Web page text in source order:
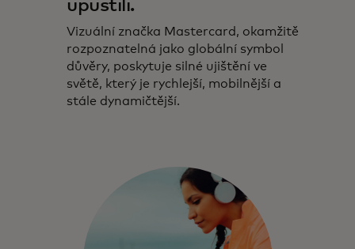
upustili.
Vizuální značka Mastercard, okamžitě
rozpoznatelná jako globální symbol
důvěry, poskytuje silné ujištění ve
světě, který je rychlejší, mobilnější a
stále dynamičtější.